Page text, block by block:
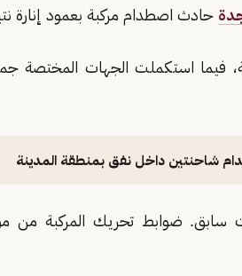
حادث اصطدام مركبة بعمود إنارة
فيما استكملت الجهات المختصة
شاحنتين داخل نفق بمنطقة المدينة
سابق. ضوابط تحريك المركبة